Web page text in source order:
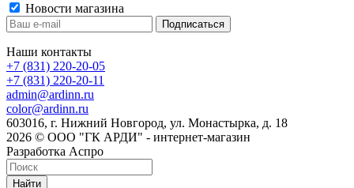
Новости магазина
Наши контакты
+7 (831) 220-20-05
+7 (831) 220-20-11
admin@ardinn.ru
color@ardinn.ru
603016, г. Нижний Новгород, ул. Монастырка, д. 18
2026 © ООО "ГК АРДИ" - интернет-магазин
Разработка Аспро
Найти